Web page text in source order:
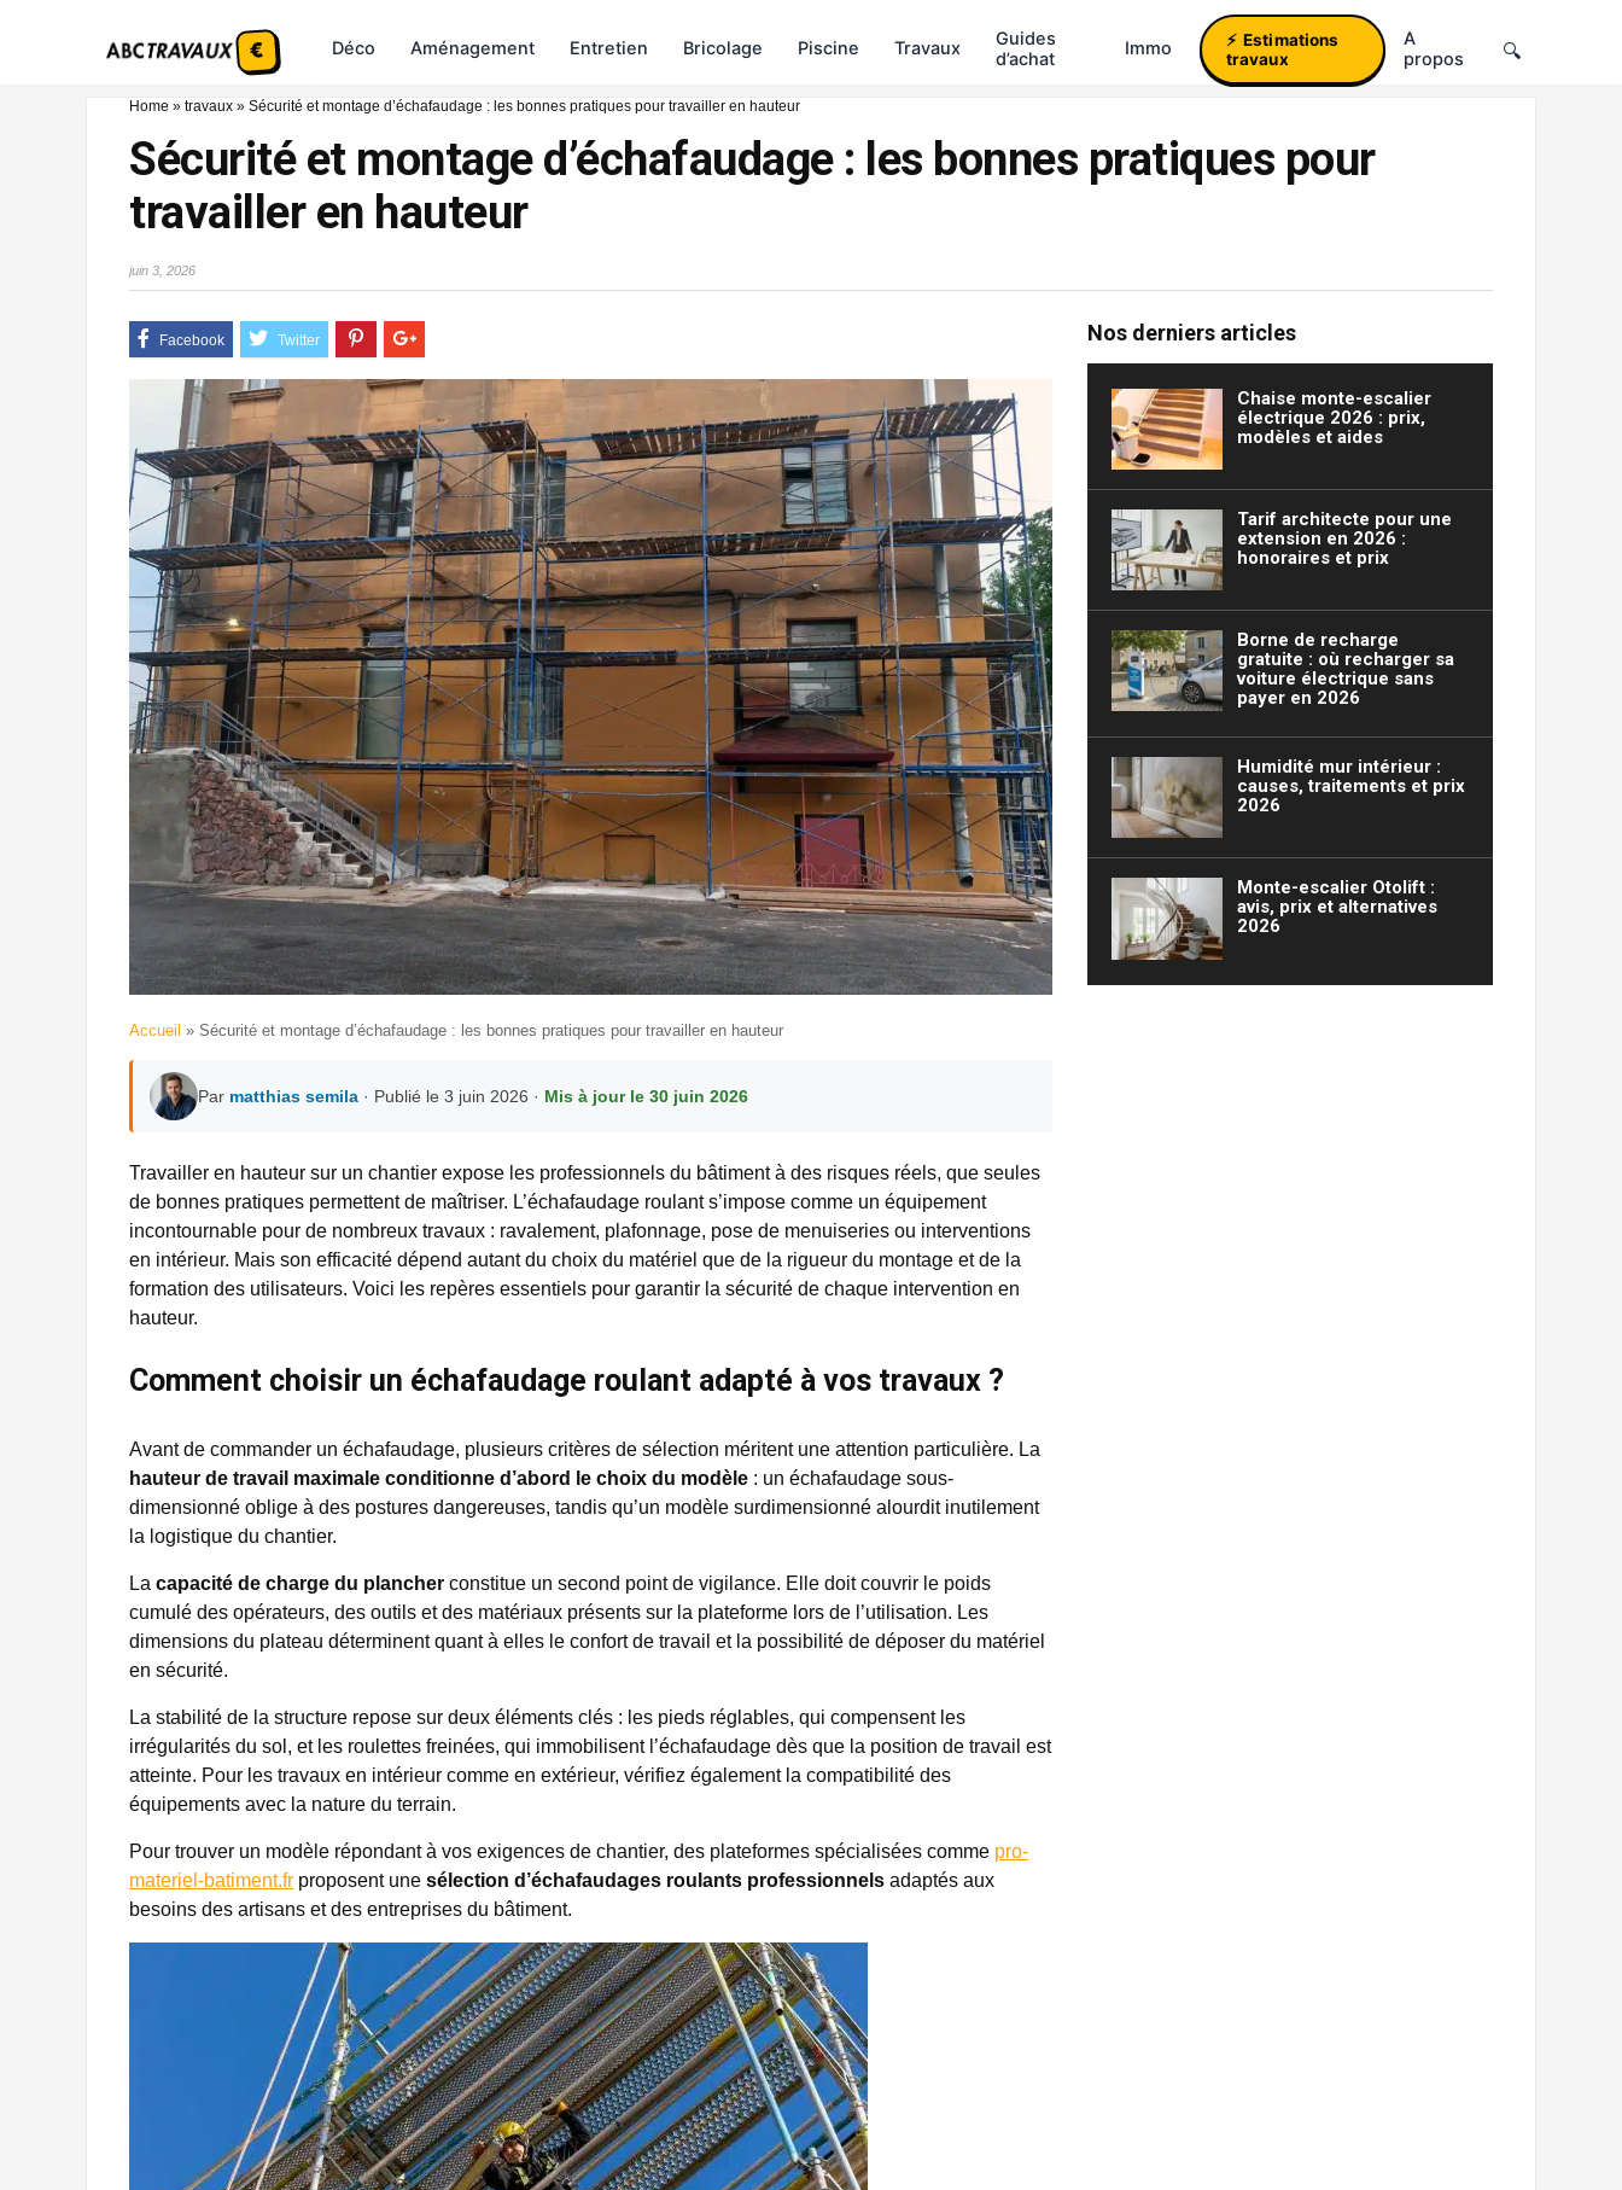
Déco Aménagement Entretien Bricolage Piscine Travaux
Guides
d’achat
Immo
Estimations
travaux
A
propos
Home » travaux » Sécurité et montage d’échafaudage : les bonnes pratiques pour travailler en hauteur
Sécurité et montage d’échafaudage : les bonnes pratiques pour
travailler en hauteur
juin 3, 2026
Accueil » Sécurité et montage d’échafaudage : les bonnes pratiques pour travailler en hauteur
Par matthias semila · Publié le 3 juin 2026 · Mis à jour le 30 juin 2026
Travailler en hauteur sur un chantier expose les professionnels du bâtiment à des risques réels, que seules
de bonnes pratiques permettent de maîtriser. L’échafaudage roulant s’impose comme un équipement
incontournable pour de nombreux travaux : ravalement, plafonnage, pose de menuiseries ou interventions
en intérieur. Mais son efficacité dépend autant du choix du matériel que de la rigueur du montage et de la
formation des utilisateurs. Voici les repères essentiels pour garantir la sécurité de chaque intervention en
hauteur.
Comment choisir un échafaudage roulant adapté à vos travaux ?
Avant de commander un échafaudage, plusieurs critères de sélection méritent une attention particulière. La
hauteur de travail maximale conditionne d’abord le choix du modèle : un échafaudage sous-
dimensionné oblige à des postures dangereuses, tandis qu’un modèle surdimensionné alourdit inutilement
la logistique du chantier.
La capacité de charge du plancher constitue un second point de vigilance. Elle doit couvrir le poids
cumulé des opérateurs, des outils et des matériaux présents sur la plateforme lors de l’utilisation. Les
dimensions du plateau déterminent quant à elles le confort de travail et la possibilité de déposer du matériel
en sécurité.
La stabilité de la structure repose sur deux éléments clés : les pieds réglables, qui compensent les
irrégularités du sol, et les roulettes freinées, qui immobilisent l’échafaudage dès que la position de travail est
atteinte. Pour les travaux en intérieur comme en extérieur, vérifiez également la compatibilité des
équipements avec la nature du terrain.
Pour trouver un modèle répondant à vos exigences de chantier, des plateformes spécialisées comme pro-
materiel-batiment.fr proposent une sélection d’échafaudages roulants professionnels adaptés aux
besoins des artisans et des entreprises du bâtiment.
Nos derniers articles
Chaise monte-escalier
électrique 2026 : prix,
modèles et aides
Tarif architecte pour une
extension en 2026 :
honoraires et prix
Borne de recharge
gratuite : où recharger sa
voiture électrique sans
payer en 2026
Humidité mur intérieur :
causes, traitements et prix
2026
Monte-escalier Otolift :
avis, prix et alternatives
2026